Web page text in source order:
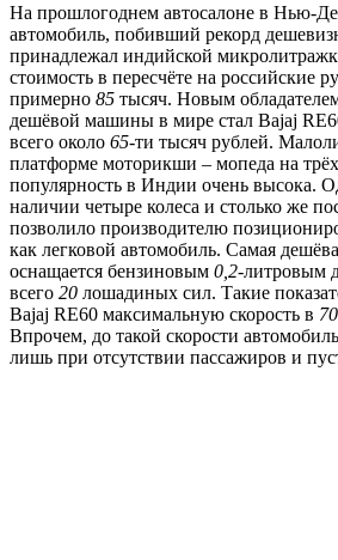
На прошлогоднем автосалоне в Нью-
автомобиль, побивший рекорд
принадлежал индийской
стоимость в пересчёте на российские
примерно 85 тысяч. Новым
дешёвой машины в мире стал Bajaj
всего около 65-ти тысяч рублей.
платформе моторикши – мопеда на трёх
популярность в Индии очень высока.
наличии четыре колеса и столько же
позволило производителю
как легковой автомобиль. Самая
оснащается бензиновым 0,2-литровым
всего 20 лошадиных сил. Такие
Bajaj RE60 максимальную скорость в 70
Впрочем, до такой скорости
лишь при отсутствии пассажиров и